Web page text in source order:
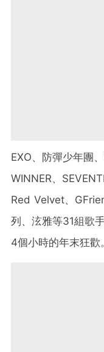
EXO、防彈少年團
WINNER、
Red Velvet、
列、泫雅等31組歌
4個小時的年末狂歡。